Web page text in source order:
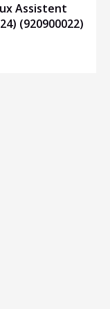
Assistent
(920900022)